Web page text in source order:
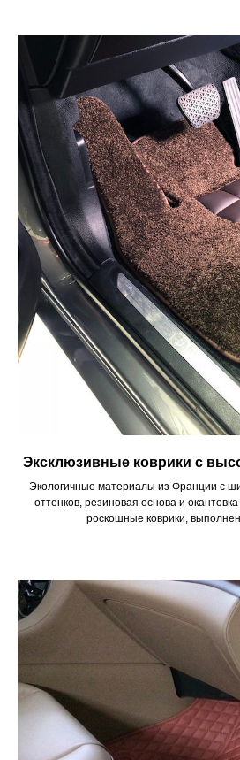
Эксклюзивные коврики с
Экологичные материалы из Франции с
оттенков, резиновая основа и
роскошные коврики,